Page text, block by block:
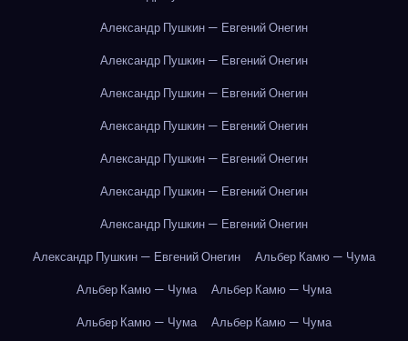
Александр Пушкин — Евгений Онегин
Александр Пушкин — Евгений Онегин
Александр Пушкин — Евгений Онегин
Александр Пушкин — Евгений Онегин
Александр Пушкин — Евгений Онегин
Александр Пушкин — Евгений Онегин
Александр Пушкин — Евгений Онегин
Александр Пушкин — Евгений Онегин
Альбер Камю — Чума
Альбер Камю — Чума
Альбер Камю — Чума
Альбер Камю — Чума
Альбер Камю — Чума